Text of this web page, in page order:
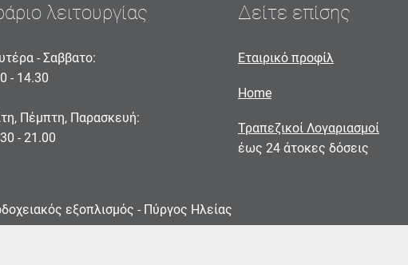
λειτουργίας
- Σαββατο:
- 14.30
Πέμπτη, Παρασκευή:
- 21.00
Δείτε επίσης
Εταιρικό προφίλ
Home
Τραπεζικοί Λογαριασμοί
έως 24 άτοκες δόσεις
εξοπλισμός - Πύργος Ηλείας